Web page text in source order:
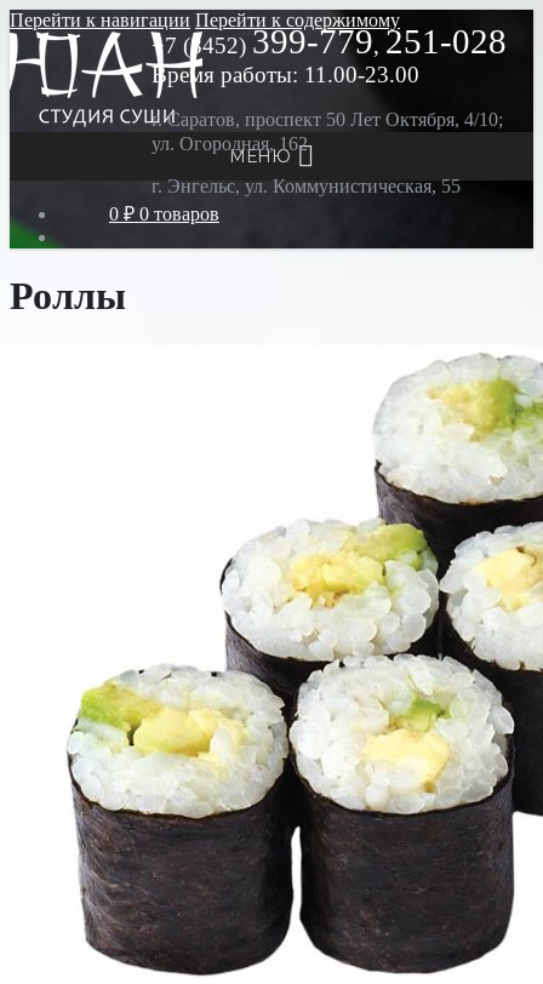
Перейти к навигации Перейти к содержимому
МЕНЮ
0 ₽ 0 товаров
+7 (8452) 399-779, 251-028
Время работы: 11.00-23.00
г. Саратов, проспект 50 Лет Октября, 4/10;
ул. Огородная, 162
г. Энгельс, ул. Коммунистическая, 55
Роллы